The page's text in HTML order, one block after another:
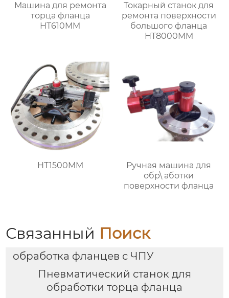
Машина для ремонта
торца фланца
HT610MM
Токарный станок для
ремонта поверхности
большого фланца
HT8000MM
HT1500MM
Ручная машина для
обр\ аботки
поверхности фланца
Связанный Поиск
обработка фланцев с ЧПУ
Пневматический станок для
обработки торца фланца